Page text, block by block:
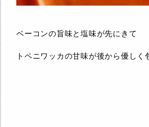
ベーコンの旨味と塩味が先にきて
トペニワッカの甘味が後から優しく